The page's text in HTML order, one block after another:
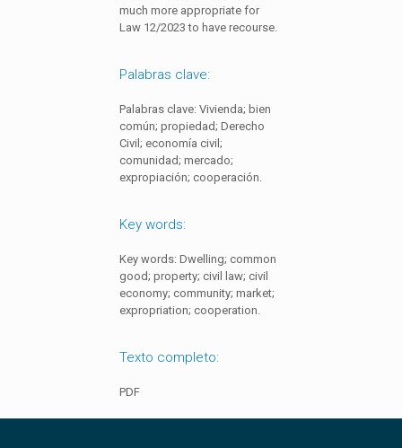
much more appropriate for
Law 12/2023 to have recourse.
Palabras clave:
Palabras clave: Vivienda; bien
común; propiedad; Derecho
Civil; economía civil;
comunidad; mercado;
expropiación; cooperación.
Key words:
Key words: Dwelling; common
good; property; civil law; civil
economy; community; market;
expropriation; cooperation.
Texto completo:
PDF